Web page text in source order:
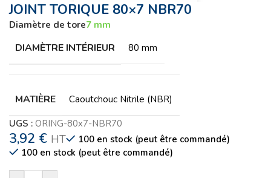
JOINT TORIQUE 80×7 NBR70
Diamètre de tore7 mm
DIAMÈTRE INTÉRIEUR 80 mm
MATIÈRE
Caoutchouc Nitrile (NBR)
UGS : ORING-80x7-NBR70
3,92 € HT
100 en stock (peut être commandé)
100 en stock (peut être commandé)